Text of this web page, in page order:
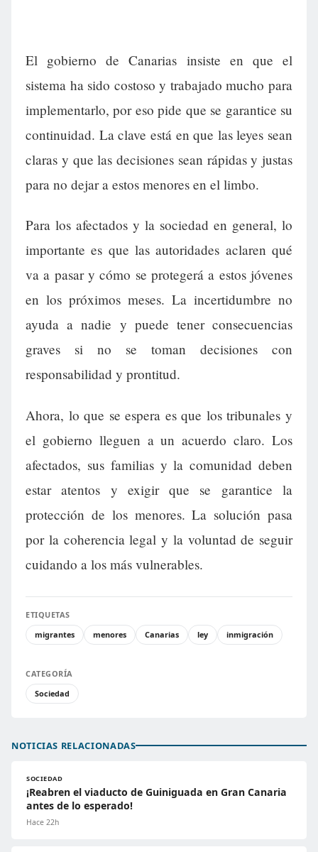
El gobierno de Canarias insiste en que el
sistema ha sido costoso y trabajado mucho para
implementarlo, por eso pide que se garantice su
continuidad. La clave está en que las leyes sean
claras y que las decisiones sean rápidas y justas
para no dejar a estos menores en el limbo.
Para los afectados y la sociedad en general, lo
importante es que las autoridades aclaren qué
va a pasar y cómo se protegerá a estos jóvenes
en los próximos meses. La incertidumbre no
ayuda a nadie y puede tener consecuencias
graves si no se toman decisiones con
responsabilidad y prontitud.
Ahora, lo que se espera es que los tribunales y
el gobierno lleguen a un acuerdo claro. Los
afectados, sus familias y la comunidad deben
estar atentos y exigir que se garantice la
protección de los menores. La solución pasa
por la coherencia legal y la voluntad de seguir
cuidando a los más vulnerables.
ETIQUETAS
migrantes
menores Canarias ley inmigración
CATEGORÍA
Sociedad
NOTICIAS RELACIONADAS
SOCIEDAD
¡Reabren el viaducto de Guiniguada en Gran Canaria
antes de lo esperado!
Hace 22h